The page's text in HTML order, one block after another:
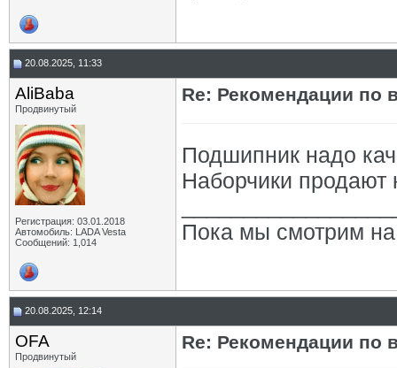
20.08.2025, 11:33
AliBaba
Продвинутый
Регистрация: 03.01.2018
Автомобиль: LADA Vesta
Сообщений: 1,014
Re: Рекомендации по
Подшипник надо
Наборчики продают
Пока мы смотрим
20.08.2025, 12:14
OFA
Продвинутый
Re: Рекомендации по